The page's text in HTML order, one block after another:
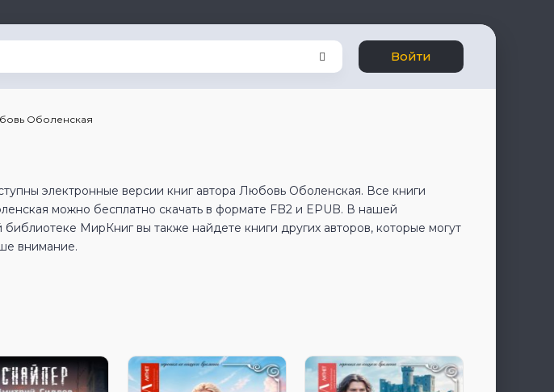
Войти
Оболенская
электронные версии книг автора Любовь Оболенская. Все книги
можно бесплатно скачать в формате FB2 и EPUB. В нашей
библиотеке МирКниг вы также найдете книги других авторов, которые могут
внимание.